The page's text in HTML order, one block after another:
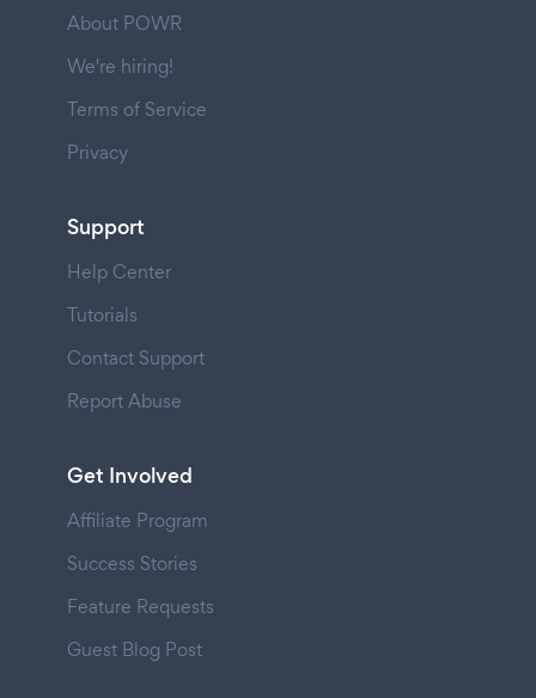
About POWR
We're hiring!
Terms of Service
Privacy
Support
Help Center
Tutorials
Contact Support
Report Abuse
Get Involved
Affiliate Program
Success Stories
Feature Requests
Guest Blog Post